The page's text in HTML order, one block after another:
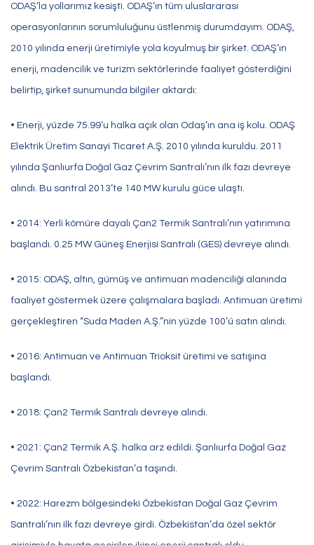
ODAŞ’la yollarımız kesişti. ODAŞ’ın tüm uluslararası
operasyonlarının sorumluluğunu üstlenmiş durumdayım. ODAŞ,
2010 yılında enerji üretimiyle yola koyulmuş bir şirket. ODAŞ’ın
enerji, madencilik ve turizm sektörlerinde faaliyet gösterdiğini
belirtip, şirket sunumunda bilgiler aktardı:
• Enerji, yüzde 75.99’u halka açık olan Odaş’ın ana iş kolu. ODAŞ
Elektrik Üretim Sanayi Ticaret A.Ş. 2010 yılında kuruldu. 2011
yılında Şanlıurfa Doğal Gaz Çevrim Santralı’nın ilk fazı devreye
alındı. Bu santral 2013’te 140 MW kurulu güce ulaştı.
• 2014: Yerli kömüre dayalı Çan2 Termik Santralı’nın yatırımına
başlandı. 0.25 MW Güneş Enerjisi Santralı (GES) devreye alındı.
• 2015: ODAŞ, altın, gümüş ve antimuan madenciliği alanında
faaliyet göstermek üzere çalışmalara başladı. Antimuan üretimi
gerçekleştiren “Suda Maden A.Ş.”nin yüzde 100’ü satın alındı.
• 2016: Antimuan ve Antimuan Trioksit üretimi ve satışına
başlandı.
• 2018: Çan2 Termik Santralı devreye alındı.
• 2021: Çan2 Termik A.Ş. halka arz edildi. Şanlıurfa Doğal Gaz
Çevrim Santralı Özbekistan’a taşındı.
• 2022: Harezm bölgesindeki Özbekistan Doğal Gaz Çevrim
Santralı’nın ilk fazı devreye girdi. Özbekistan’da özel sektör